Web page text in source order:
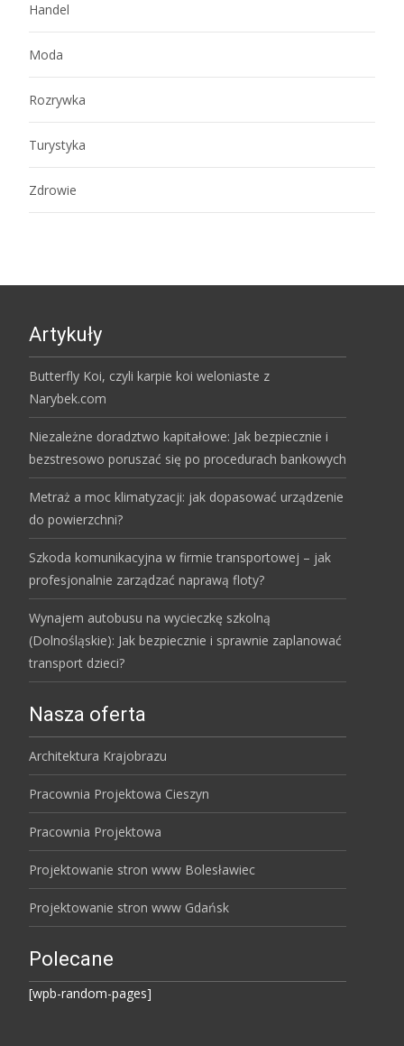
Handel
Moda
Rozrywka
Turystyka
Zdrowie
Artykuły
Butterfly Koi, czyli karpie koi weloniaste z
Narybek.com
Niezależne doradztwo kapitałowe: Jak bezpiecznie i
bezstresowo poruszać się po procedurach bankowych
Metraż a moc klimatyzacji: jak dopasować urządzenie
do powierzchni?
Szkoda komunikacyjna w firmie transportowej – jak
profesjonalnie zarządzać naprawą floty?
Wynajem autobusu na wycieczkę szkolną
(Dolnośląskie): Jak bezpiecznie i sprawnie zaplanować
transport dzieci?
Nasza oferta
Architektura Krajobrazu
Pracownia Projektowa Cieszyn
Pracownia Projektowa
Projektowanie stron www Bolesławiec
Projektowanie stron www Gdańsk
Polecane
[wpb-random-pages]